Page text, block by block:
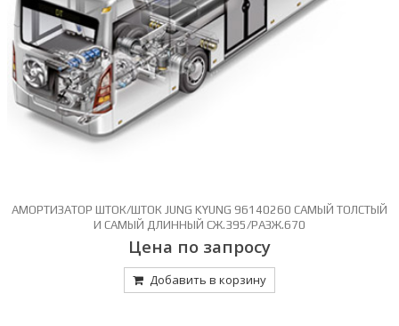
АМОРТИЗАТОР ШТОК/ШТОК JUNG KYUNG 96140260 САМЫЙ ТОЛСТЫЙ
И САМЫЙ ДЛИННЫЙ СЖ.395/РАЗЖ.670
Цена по запросу
Добавить в корзину